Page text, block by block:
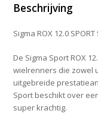
Beschrijving
Sigma ROX 12.0
De Sigma Sport ROX
wielrenners die zowel
uitgebreide
Sport beschikt over
super krachtig.